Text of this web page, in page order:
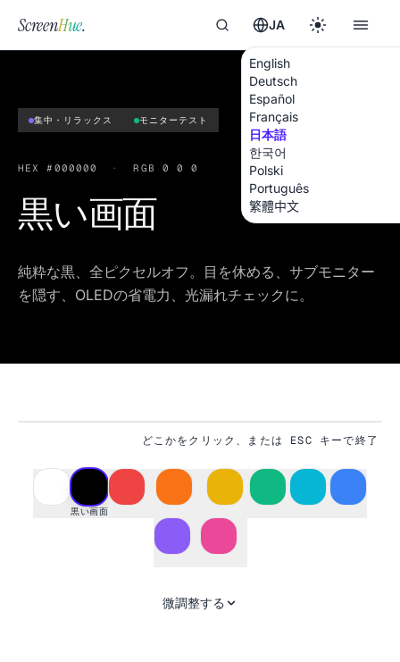
ScreenHue. JA
English
Deutsch
Español
Français
日本語
한국어
Polski
Português
繁體中文
集中・リラックス モニターテスト
HEX#000000 · RGB 0 0 0
黒い画面
純粋な黒、全ピクセルオフ。目を休める、サブモニター
を隠す、OLEDの省電力、光漏れチェックに。
どこかをクリック、または ESC キーで終了
黒い画面
微調整する